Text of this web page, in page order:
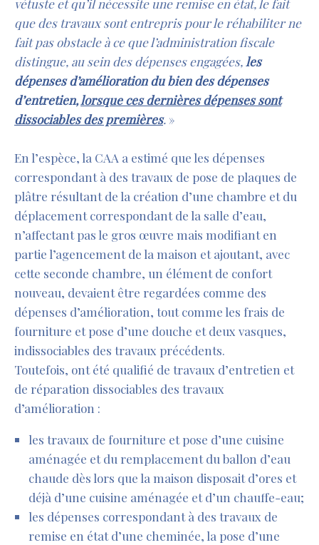
vétuste et qu’il nécessite une remise en état, le fait
que des travaux sont entrepris pour le réhabiliter ne
fait pas obstacle à ce que l’administration fiscale
distingue, au sein des dépenses engagées, les
dépenses d’amélioration du bien des dépenses
d’entretien,lorsque ces dernières dépenses sont
dissociables des premières. »
En l’espèce, la CAA a estimé que les dépenses
correspondant à des travaux de pose de plaques de
plâtre résultant de la création d’une chambre et du
déplacement correspondant de la salle d’eau,
n’affectant pas le gros œuvre mais modifiant en
partie l’agencement de la maison et ajoutant, avec
cette seconde chambre, un élément de confort
nouveau, devaient être regardées comme des
dépenses d’amélioration, tout comme les frais de
fourniture et pose d’une douche et deux vasques,
indissociables des travaux précédents.
Toutefois, ont été qualifié de travaux d’entretien et
de réparation dissociables des travaux
d’amélioration :
les travaux de fourniture et pose d’une cuisine
aménagée et du remplacement du ballon d’eau
chaude dès lors que la maison disposait d’ores et
déjà d’une cuisine aménagée et d’un chauffe-eau;
les dépenses correspondant à des travaux de
remise en état d’une cheminée, la pose d’une